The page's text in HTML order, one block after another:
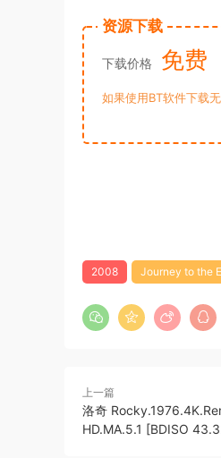
资源下载
下载价格 免费
如果使用BT软件下载
2008 Journey to the
上一篇
洛奇
HD.MA.5.1 [BDISO